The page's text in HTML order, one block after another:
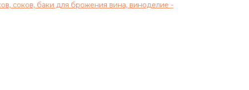
соков, баки для брожения вина, виноделие -